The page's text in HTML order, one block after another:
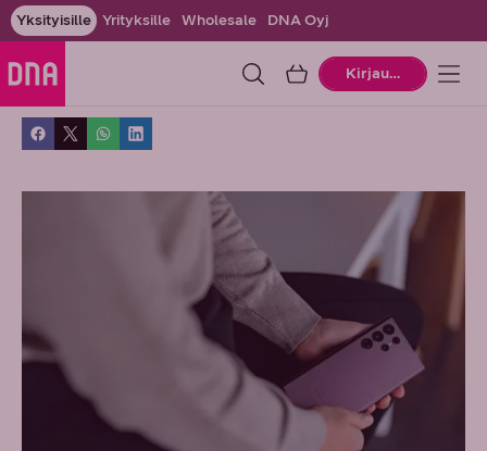
Yksityisille Yrityksille Wholesale DNA Oyj
OstoskoriKirjaudu